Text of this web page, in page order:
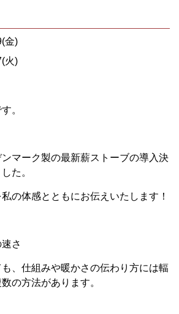
金)
火)
。
ンマーク製の最新薪ストーブの導入決
た。
の体感とともにお伝えいたします！
さ
、仕組みや暖かさの伝わり方には輻
の方法があります。